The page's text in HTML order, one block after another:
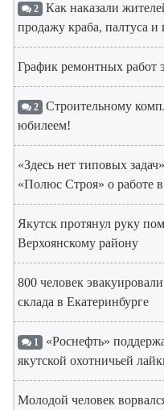
2 Как наказали
продажу краба, палтуса и
График ремонтных работ
2 Строительному
юбилеем!
«Здесь нет типовых
«Полюс Строя» о работе
Якутск протянул руку
Верхоянскому району
800 человек
склада в Екатеринбурге
1 «Роснефть»
якутской охотничьей
Молодой человек